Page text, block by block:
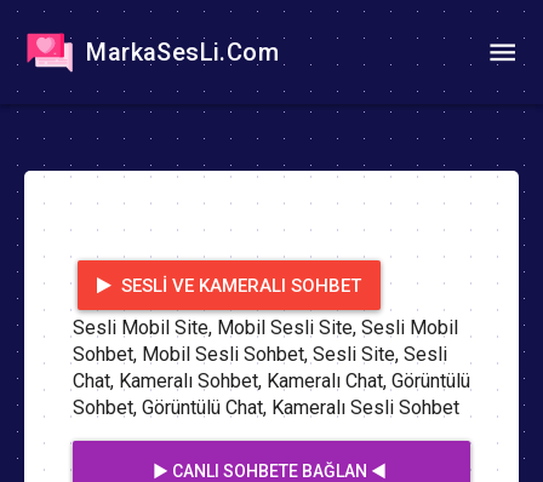
MarkaSesLi.Com
SESLI VE KAMERALI SOHBET
Sesli Mobil Site, Mobil Sesli Site, Sesli Mobil
Sohbet, Mobil Sesli Sohbet, Sesli Site, Sesli
Chat, Kameralı Sohbet, Kameralı Chat, Görüntülü
Sohbet, Görüntülü Chat, Kameralı Sesli Sohbet
▶️ CANLI SOHBETE BAĞLAN ◀️